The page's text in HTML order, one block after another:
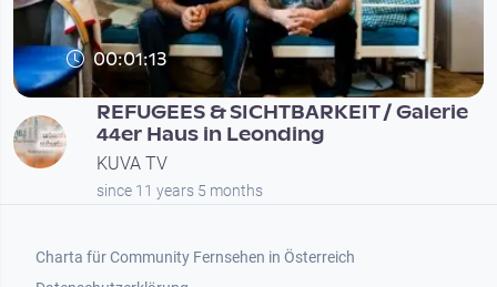
00:01:13
REFUGEES & SICHTBARKEIT / Galerie
44er Haus in Leonding
KUVA TV
since 11 years 5 months
Footer 1
Charta für Community Fernsehen in Österreich